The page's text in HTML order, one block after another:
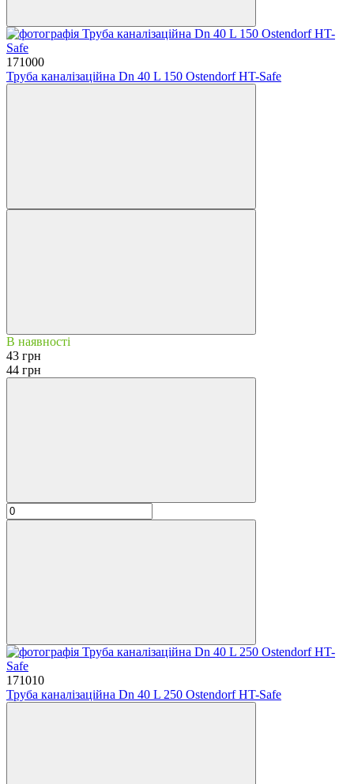
171000
Труба каналізаційна Dn 40 L 150 Ostendorf HT-Safe
В наявності
43 грн
44 грн
171010
Труба каналізаційна Dn 40 L 250 Ostendorf HT-Safe